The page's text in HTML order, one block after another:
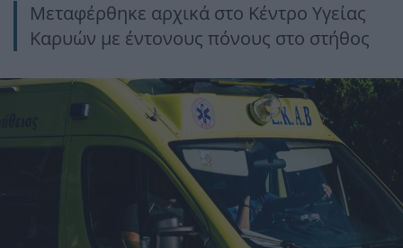
Μεταφέρθηκε αρχικά στο Κέντρο Υγείας
Καρυών με έντονους πόνους στο στήθος